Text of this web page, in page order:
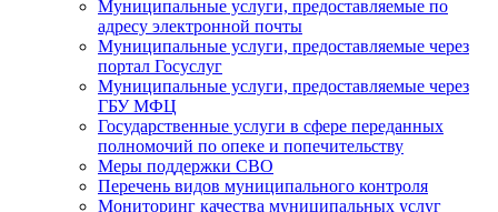
Муниципальные услуги, предоставляемые по
адресу электронной почты
Муниципальные услуги, предоставляемые через
портал Госуслуг
Муниципальные услуги, предоставляемые через
ГБУ МФЦ
Государственные услуги в сфере переданных
полномочий по опеке и попечительству
Меры поддержки СВО
Перечень видов муниципального контроля
Мониторинг качества муниципальных услуг